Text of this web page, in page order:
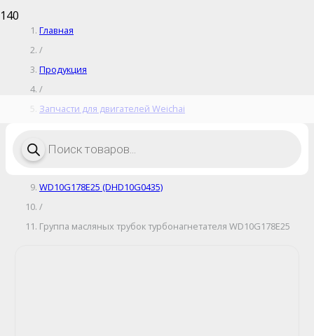
товаров
Главная
/
Продукция
/
Запчасти для двигателей Weichai
Запчасти для дизельных двигателей
/
WD10G178E25 (DHD10G0435)
/
Группа масляных трубок турбонагнетателя WD10G178E25